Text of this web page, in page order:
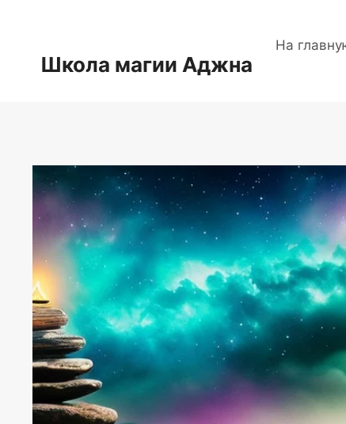
Школа магии Аджна
На